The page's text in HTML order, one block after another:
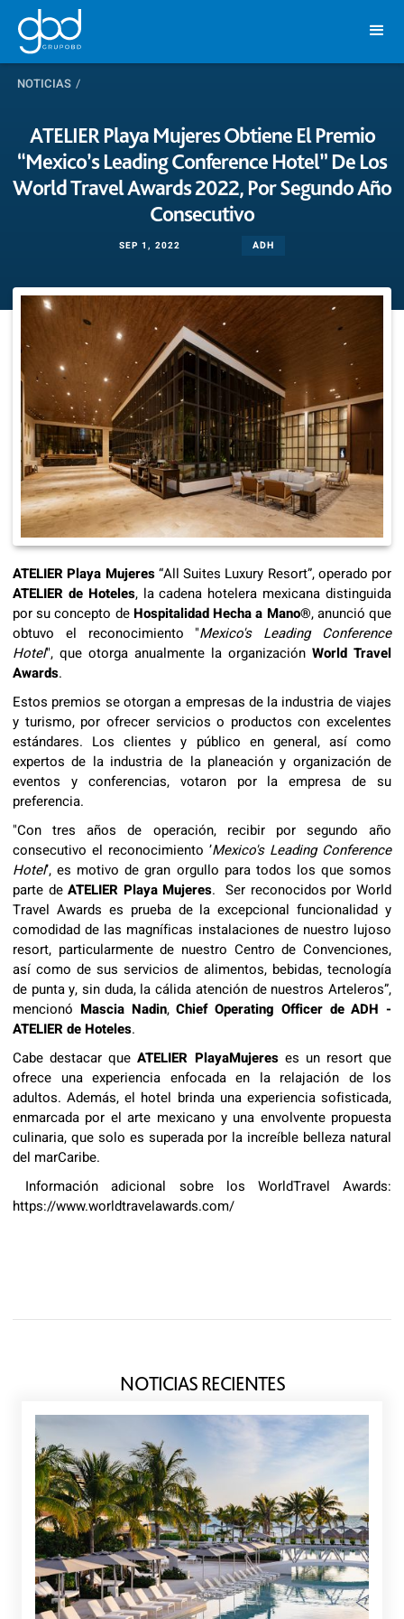
NOTICIAS /
ATELIER Playa Mujeres Obtiene El Premio
“Mexico’s Leading Conference Hotel” De Los
World Travel Awards 2022, Por Segundo Año
Consecutivo
SEP 1, 2022 ADH
ATELIER Playa Mujeres“All Suites Luxury Resort”, operado por
ATELIER de Hoteles, la cadena hotelera mexicana distinguida
por su concepto de Hospitalidad Hecha a Mano®, anunció que
obtuvo el reconocimiento "Mexico's Leading Conference
Hotel", que otorga anualmente la organización World Travel
Awards.
Estos premios se otorgan a empresas de la industria de viajes
y turismo, por ofrecer servicios o productos con excelentes
estándares. Los clientes y público en general, así como
expertos de la industria de la planeación y organización de
eventos y conferencias, votaron por la empresa de su
preferencia.
"Con tres años de operación, recibir por segundo año
consecutivo el reconocimiento ’Mexico's Leading Conference
Hotel’, es motivo de gran orgullo para todos los que somos
parte deATELIER Playa Mujeres. Ser reconocidos por World
Travel Awards es prueba de la excepcional funcionalidad y
comodidad de las magníficas instalaciones de nuestro lujoso
resort, particularmente de nuestro Centro de Convenciones,
así como de sus servicios de alimentos, bebidas, tecnología
de punta y, sin duda, la cálida atención de nuestros Arteleros”,
mencionó Mascia Nadin,Chief Operating Officer de ADH -
ATELIER de Hoteles.
Cabe destacar queATELIER PlayaMujereses un resort que
ofrece una experiencia enfocada en la relajación de los
adultos. Además, el hotel brinda una experiencia sofisticada,
enmarcada por el arte mexicano y una envolvente propuesta
culinaria, que solo es superada por la increíble belleza natural
del marCaribe.
Información adicional sobre los WorldTravel Awards:
https://www.worldtravelawards.com/
NOTICIAS RECIENTES